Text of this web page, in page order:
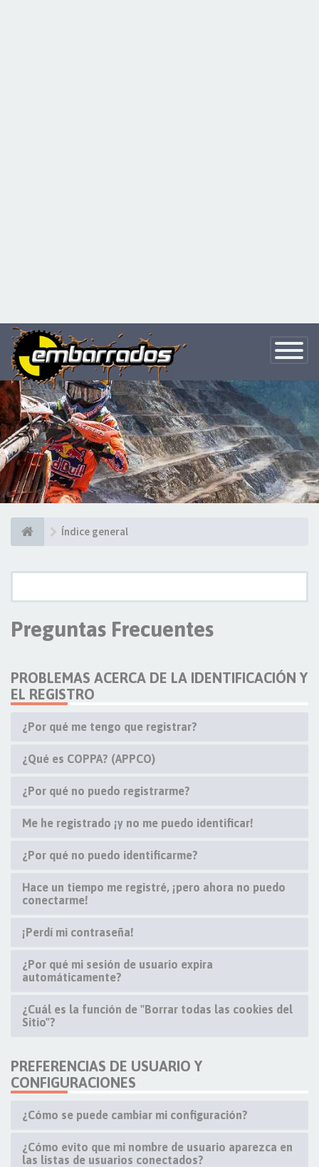
Toggle
Índice general
Preguntas Frecuentes
PROBLEMAS ACERCA DE LA IDENTIFICACIÓN Y
EL REGISTRO
¿Por qué me tengo que registrar?
¿Qué es COPPA? (APPCO)
¿Por qué no puedo registrarme?
Me he registrado ¡y no me puedo identificar!
¿Por qué no puedo identificarme?
Hace un tiempo me registré, ¡pero ahora no puedo
conectarme!
¡Perdí mi contraseña!
¿Por qué mi sesión de usuario expira
automáticamente?
¿Cuál es la función de "Borrar todas las cookies del
Sitio"?
PREFERENCIAS DE USUARIO Y
CONFIGURACIONES
¿Cómo se puede cambiar mi configuración?
¿Cómo evito que mi nombre de usuario aparezca en
las listas de usuarios conectados?